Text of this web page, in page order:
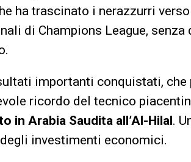
ha trascinato i nerazzurri
di Champions League,
importanti conquistati,
ricordo del tecnico
in Arabia Saudita all’Al-Hilal.
investimenti economici.